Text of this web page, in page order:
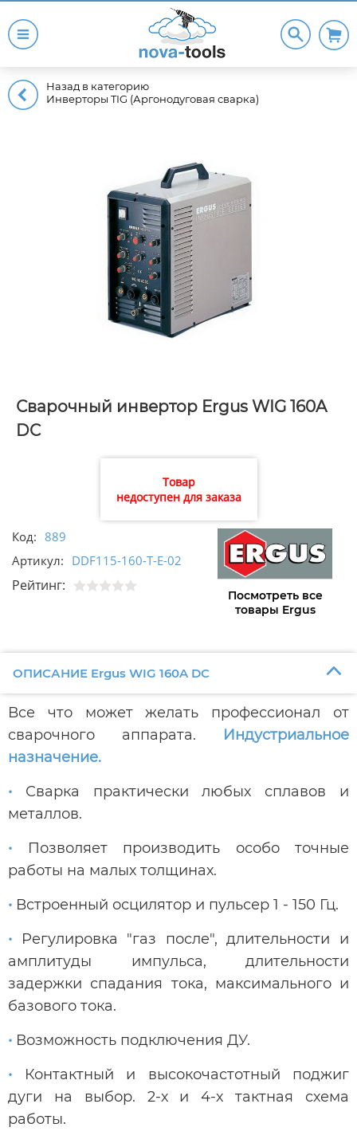
Назад в категорию
Инверторы TIG (Аргонодуговая сварка)
Сварочный инвертор Ergus WIG 160A
DC
Товар
недоступен для заказа
Код: 889
Артикул: DDF115-160-T-E-02
Рейтинг:
Посмотреть все
товары Ergus
ОПИСАНИЕ Ergus WIG 160A DC
Все что может желать профессионал от
сварочного аппарата. Индустриальное
назначение.
• Сварка практически любых сплавов и
металлов.
• Позволяет производить особо точные
работы на малых толщинах.
• Встроенный осцилятор и пульсер 1 - 150 Гц.
• Регулировка "газ после", длительности и
амплитуды импульса, длительности
задержки спадания тока, максимального и
базового тока.
• Возможность подключения ДУ.
• Контактный и высокочастотный поджиг
дуги на выбор. 2-х и 4-х тактная схема
работы.